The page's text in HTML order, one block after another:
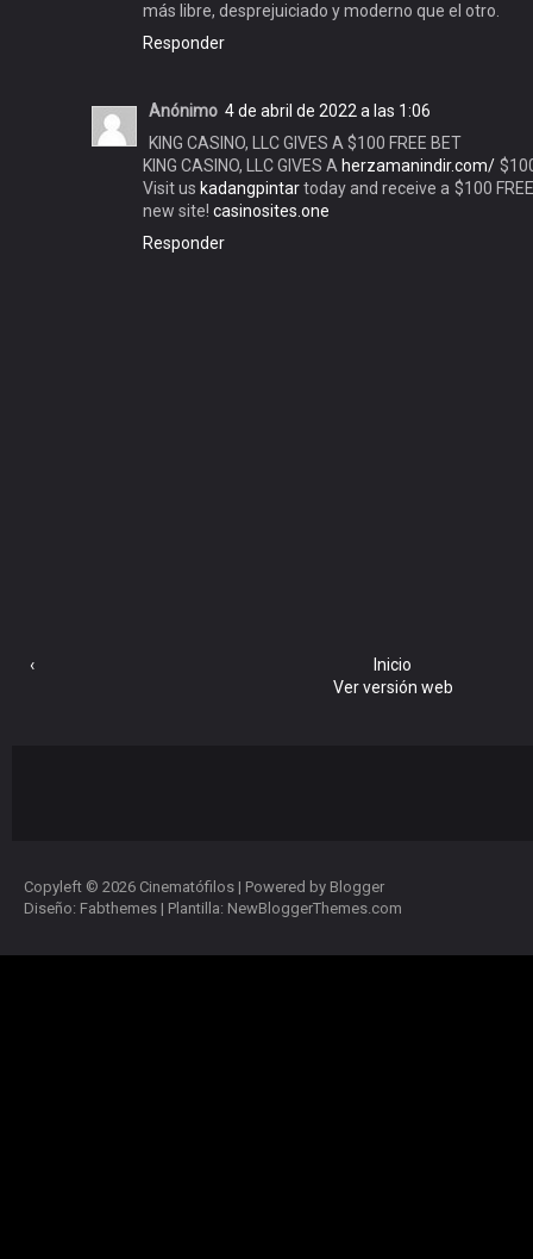
más libre, desprejuiciado y moderno que el otro.
Responder
Anónimo 4 de abril de 2022 a las 1:06
KING CASINO, LLC GIVES A $100 FREE BET
KING CASINO, LLC GIVES A herzamanindir.com/
Visit us kadangpintartoday and receive a $100
new site! casinosites.one
Responder
‹
Inicio
Ver versión web
Copyleft © 2026 Cinematófilos | Powered by Blogger
Diseño: Fabthemes | Plantilla: NewBloggerThemes.com